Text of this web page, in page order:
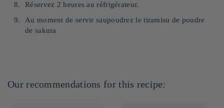
Réservez 2 heures au réfrigérateur.
Au moment de servir saupoudrez le tiramisu de poudre
de sakura
Our recommendations for this recipe: